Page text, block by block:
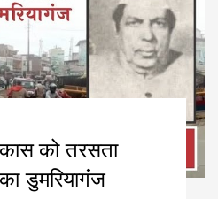
को तरसता
डुमरियागंज